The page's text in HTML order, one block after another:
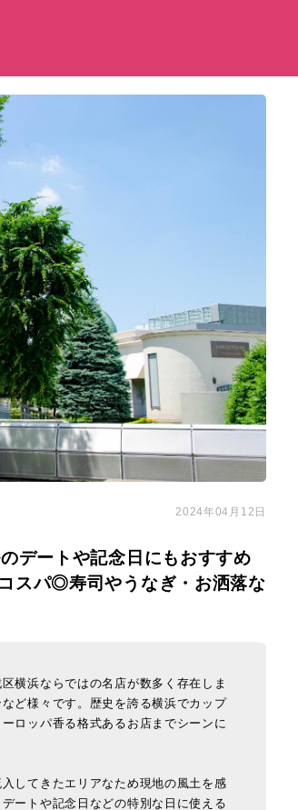
2024年04月12日
デートや記念日にもおすすめ
スパ◎寿司やうなぎ・お洒落な
横浜ならではの名店が数多く存在しま
ど様々です。歴史を誇る横浜でカップ
ロッパ香る格式あるお店までシーンに
してきたエリアなため現地の風土を感
ートや記念日などの特別な日に使える